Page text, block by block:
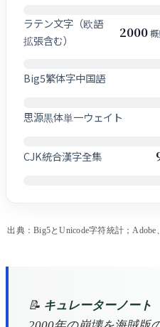
ラテン文字（欧語
拡張含む）
2000
Big5繁体字中国語
思源黒体単一ウェイト
CJK統合漢字全集
出典：Big5とUnicode字符統計；Adobe
📝 キュレーターノート